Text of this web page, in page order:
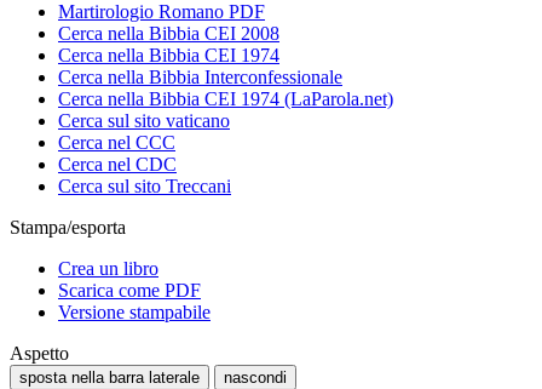
Martirologio Romano PDF
Cerca nella Bibbia CEI 2008
Cerca nella Bibbia CEI 1974
Cerca nella Bibbia Interconfessionale
Cerca nella Bibbia CEI 1974 (LaParola.net)
Cerca sul sito vaticano
Cerca nel CCC
Cerca nel CDC
Cerca sul sito Treccani
Stampa/esporta
Crea un libro
Scarica come PDF
Versione stampabile
Aspetto
sposta nella barra laterale nascondi